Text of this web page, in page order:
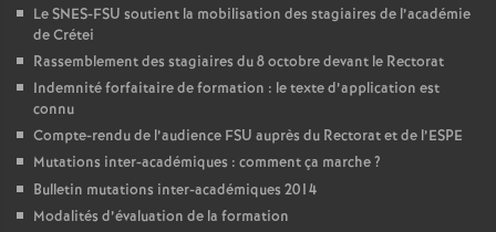
LeSNES-FSU soutient la mobilisation des stagiaires de l’académie
de Crétei
Rassemblement des stagiaires du 8 octobre devant le Rectorat
Indemnité forfaitaire de formation : le texte d’application est
connu
Compte-rendu de l’audience FSU auprès du Rectorat et de l’ESPE
Mutations inter-académiques : comment ça marche?
Bulletin mutations inter-académiques 2014
Modalités d’évaluation de la formation